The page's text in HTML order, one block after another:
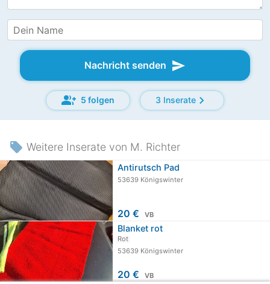
Nachricht senden send
group_add 5 folgen 3 Inseratechevron_right
local_offer Weitere Inserate von M. Richter
Antirutsch Pad
53639 Königswinter
20 € VB
Blanket rot
Rot
53639 Königswinter
20 € VB